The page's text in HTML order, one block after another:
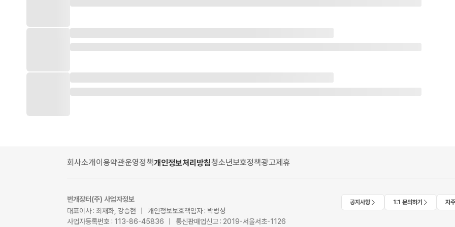
회사소개 이용약관운영정책개인정보처리방침청소년보호정책광고제휴
번개장터(주) 사업자정보
대표이사 : 최재화, 강승현 | 개인정보보호책임자 : 박병성
사업자등록번호 : 113-86-45836 | 통신판매업신고 : 2019-서울서초-1126
공지사항 1:1 문의하기 자